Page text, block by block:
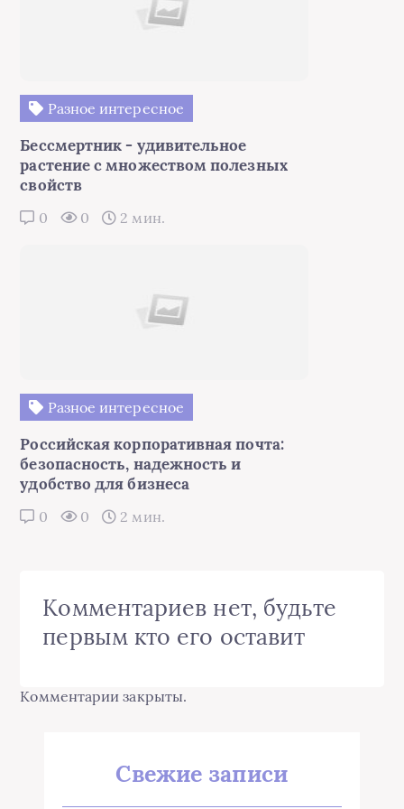
Разное интересное
Бессмертник - удивительное
растение с множеством полезных
свойств
0 0 2 мин.
Разное интересное
Российская корпоративная почта:
безопасность, надежность и
удобство для бизнеса
0 0 2 мин.
Комментариев нет, будьте
первым кто его оставит
Комментарии закрыты.
Свежие записи